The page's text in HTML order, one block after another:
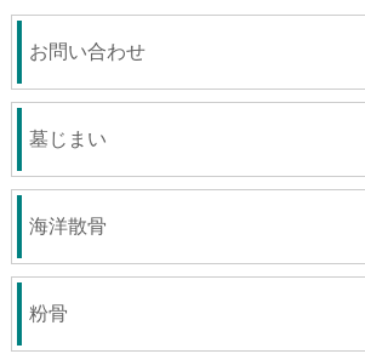
お問い合わせ
墓じまい
海洋散骨
粉骨